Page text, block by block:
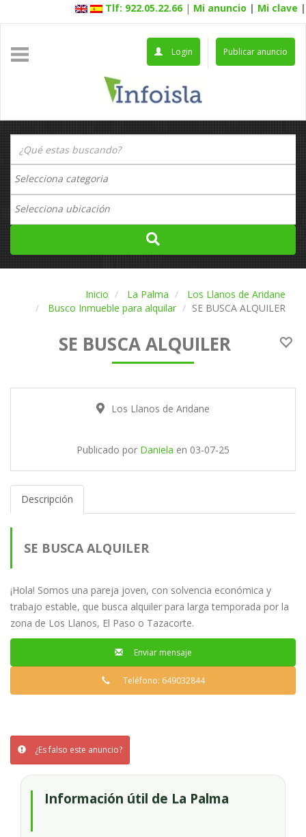
Tlf: 922.05.22.66 | Mi anuncio | Mi clave |
Publicar anuncio
Login
Inicio La Palma
Los Llanos de Aridane
Busco Inmueble para alquilar
SE BUSCA ALQUILER
SE BUSCA ALQUILER
Los Llanos de Aridane
Publicado por Daniela en 03-07-25
Descripción
SE BUSCA ALQUILER
¡Hola! Somos una pareja joven, con solvencia económica y
trabajo estable, que busca alquiler para larga temporada por la
zona de Los Llanos, El Paso o Tazacorte.
Enviar mensaje
Teléfono: 649032844
¿Es falso este anuncio?
Información útil de La Palma